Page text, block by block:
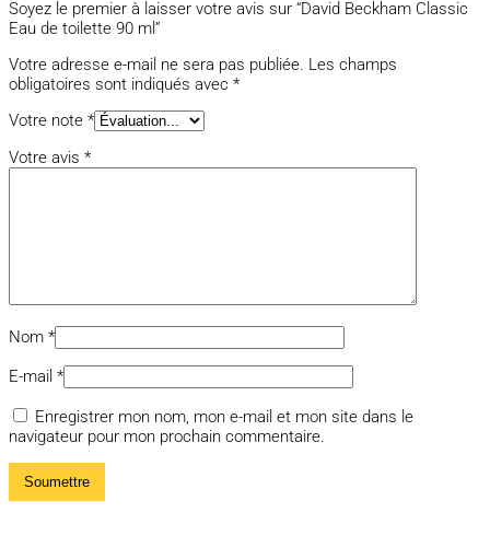
Soyez le premier à laisser votre avis sur “David Beckham Classic
Eau de toilette 90 ml”
Votre adresse e-mail ne sera pas publiée. Les champs
obligatoires sont indiqués avec *
Votre note *
Votre avis *
Nom *
E-mail *
Enregistrer mon nom, mon e-mail et mon site dans le
navigateur pour mon prochain commentaire.